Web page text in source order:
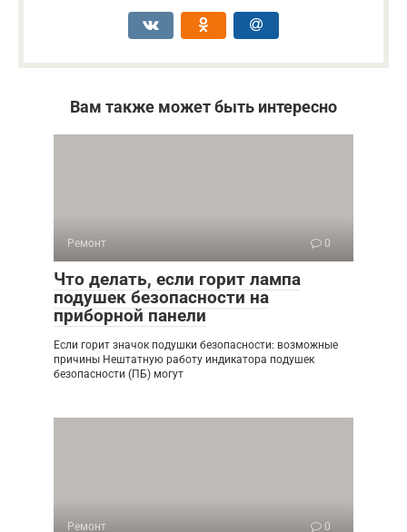
Вам также может быть интересно
Ремонт 0
Что делать, если горит лампа
подушек безопасности на
приборной панели
Если горит значок подушки безопасности: возможные
причины Нештатную работу индикатора подушек
безопасности (ПБ) могут
Ремонт 0